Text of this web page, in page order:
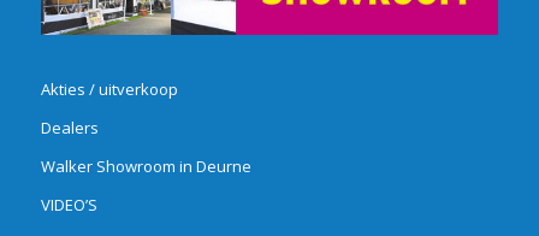
Akties / uitverkoop
Dealers
Walker Showroom in Deurne
VIDEO’S